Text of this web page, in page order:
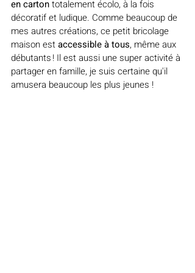
en carton totalement écolo, à la fois
décoratif et ludique. Comme beaucoup de
mes autres créations, ce petit bricolage
maison est accessible à tous, même aux
débutants ! Il est aussi une super activité à
partager en famille, je suis certaine qu'il
amusera beaucoup les plus jeunes !